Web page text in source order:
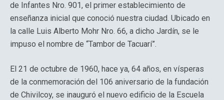
de Infantes Nro. 901, el primer establecimiento de
enseñanza inicial que conoció nuestra ciudad. Ubicado en
la calle Luis Alberto Mohr Nro. 66, a dicho Jardín, se le
impuso el nombre de “Tambor de Tacuarí”.
El 21 de octubre de 1960, hace ya, 64 años, en vísperas
de la conmemoración del 106 aniversario de la fundación
de Chivilcoy, se inauguró el nuevo edificio de la Escuela